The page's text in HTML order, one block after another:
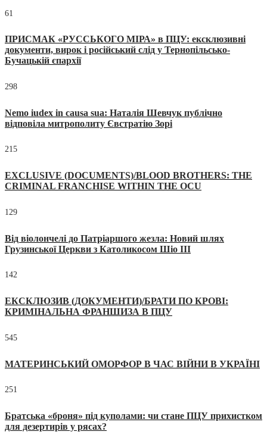
61
ПРИСМАК «РУССЬКОГО МІРА» в ПЦУ: ексклюзивні
документи, вирок і російський слід у Тернопільсько-
Бучацькій єпархії
298
Nemo iudex in causa sua: Наталія Шевчук публічно
відповіла митрополиту Євстратію Зорі
215
EXCLUSIVE (DOCUMENTS)/BLOOD BROTHERS: THE
CRIMINAL FRANCHISE WITHIN THE OCU
129
Від віолончелі до Патріаршого жезла: Новий шлях
Грузинської Церкви з Католикосом Шіо III
142
ЕКСКЛЮЗИВ (ДОКУМЕНТИ)/БРАТИ ПО КРОВІ:
КРИМІНАЛЬНА ФРАНШИЗА В ПЦУ
545
МАТЕРИНСЬКИЙ ОМОРФОР В ЧАС ВІЙНИ В УКРАЇНІ
251
Братська «броня» під куполами: чи стане ПЦУ прихистком
для дезертирів у рясах?